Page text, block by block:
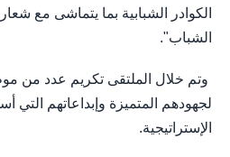
الكوادر الشبابية بما يتماشى مع
الشباب".
وتم خلال الملتقى تكريم عدد من
لجهودهم المتميزة وإبداعاتهم
الإستراتيجية.